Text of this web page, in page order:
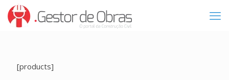
[products]